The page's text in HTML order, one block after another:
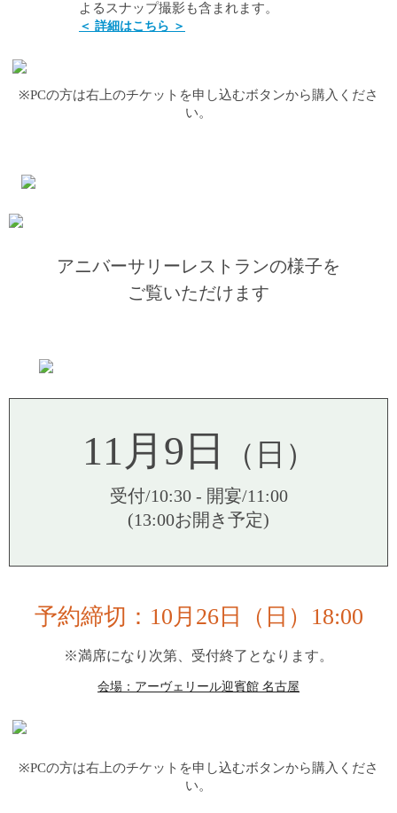
よるスナップ撮影も含まれます。
＜ 詳細はこちら ＞
※PCの方は右上のチケットを申し込むボタンから購入くださ
い。
アニバーサリーレストランの様子を
ご覧いただけます
11月9日 （日）
受付/10:30 - 開宴/11:00
(13:00お開き予定)
予約締切：10月26日（日）18:00
※満席になり次第、受付終了となります。
会場：アーヴェリール迎賓館 名古屋
※PCの方は右上のチケットを申し込むボタンから購入くださ
い。